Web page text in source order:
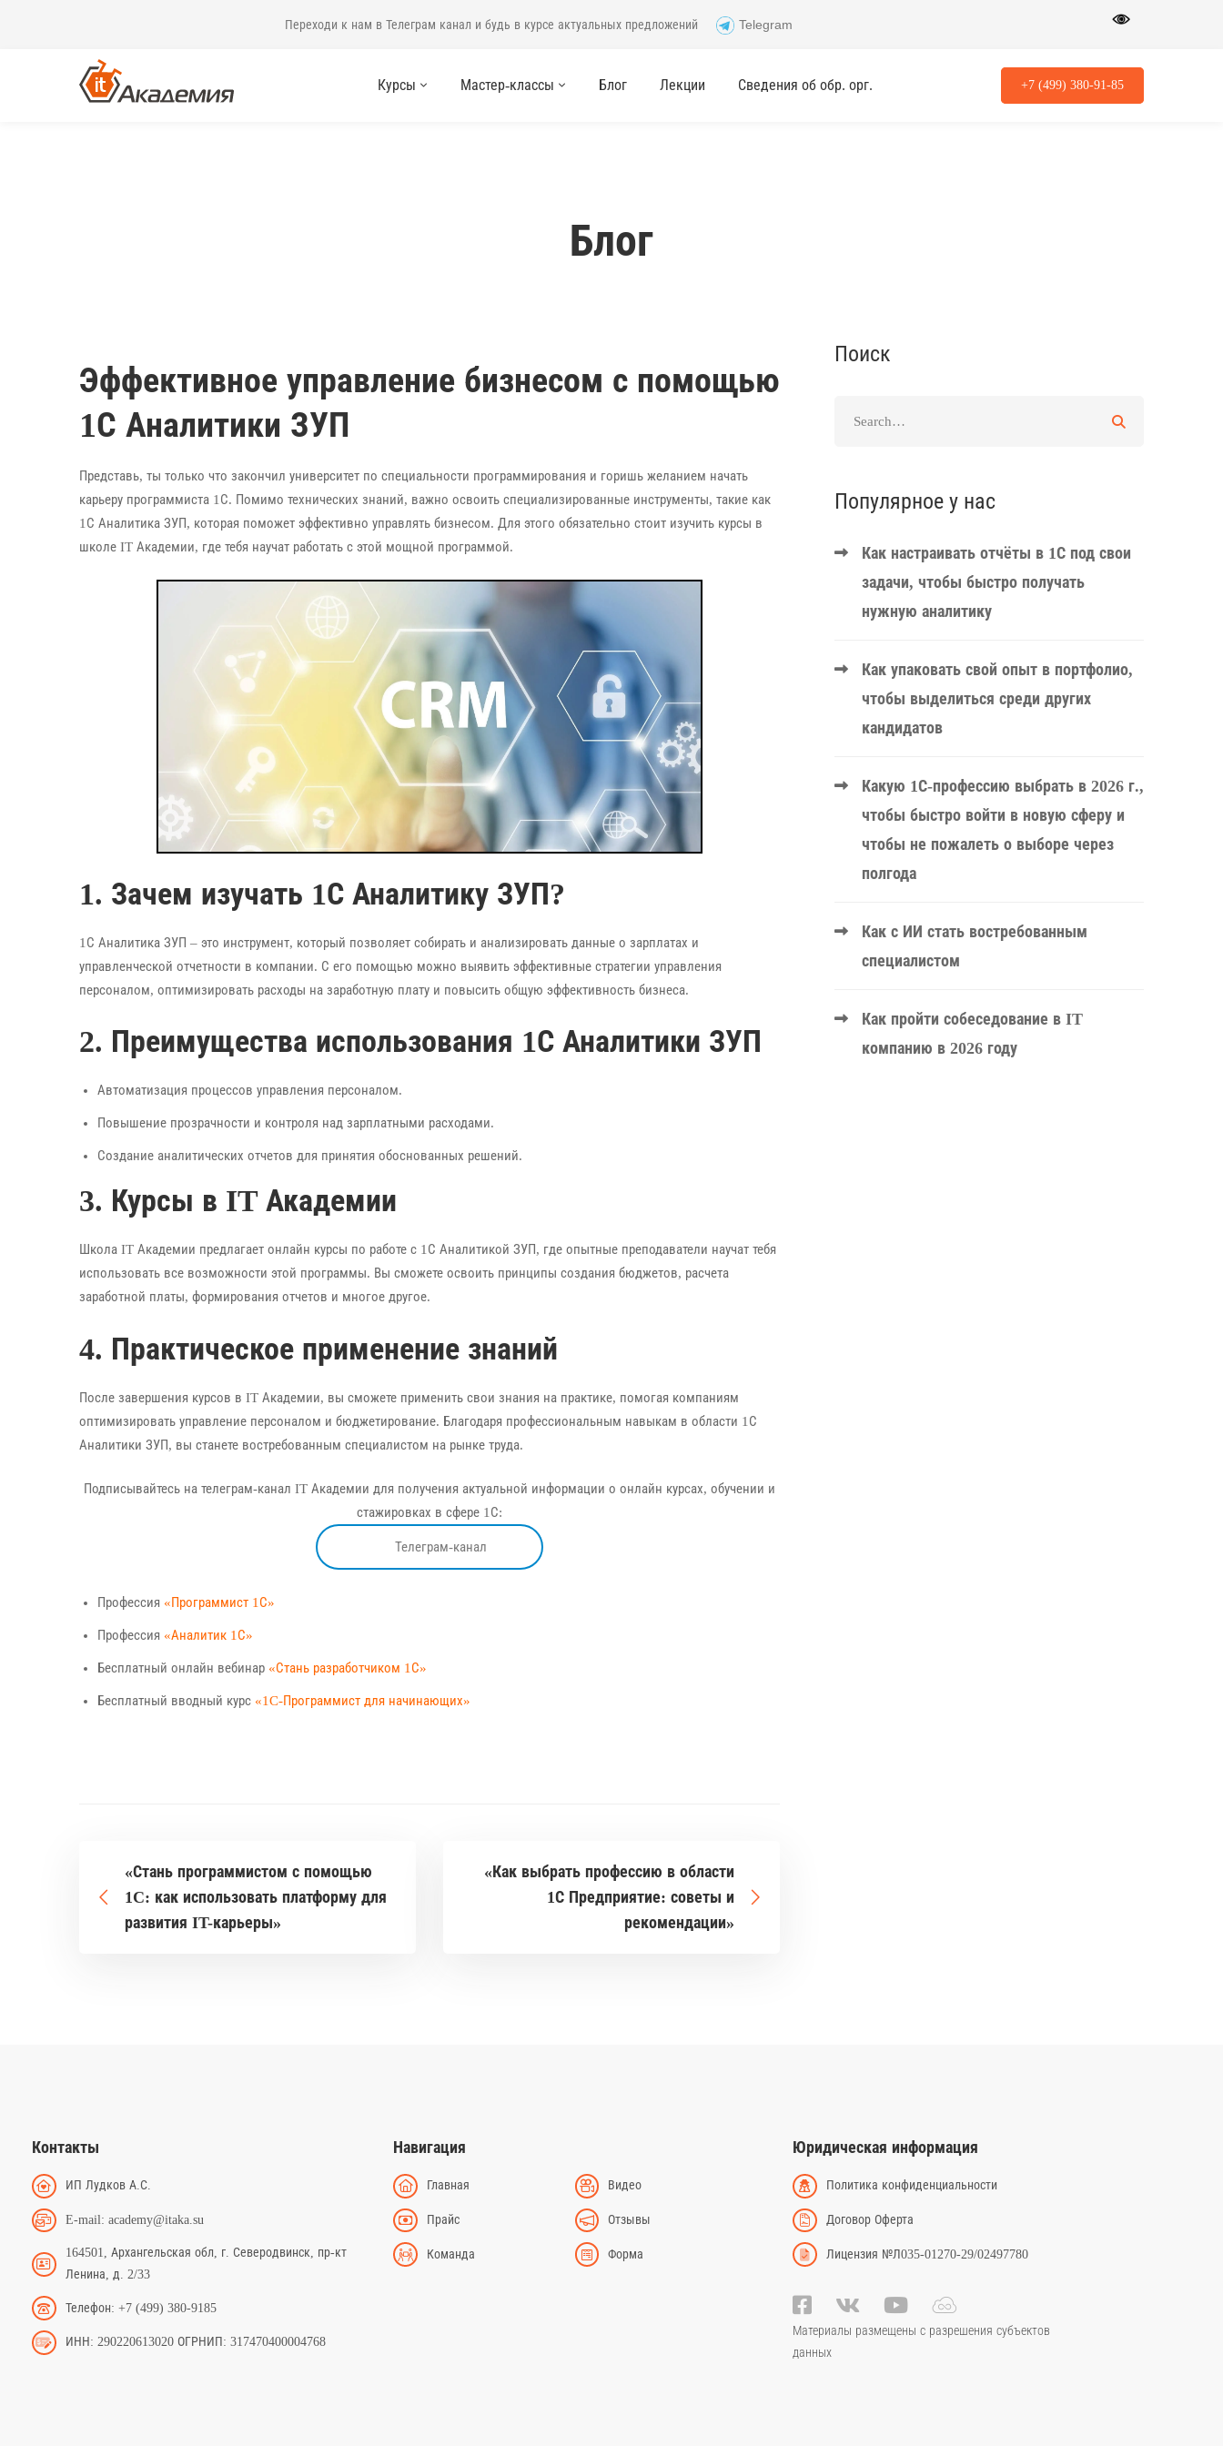
Переходи к нам в Телеграм канал и будь в курсе актуальных предложений Telegram
Курсы Мастер-классы Блог Лекции Сведения об обр. орг. +7 (499) 380-91-85
Блог
Эффективное управление бизнесом с помощью
1С Аналитики ЗУП
Представь, ты только что закончил университет по специальности программирования и горишь желанием начать
карьеру программиста 1С. Помимо технических знаний, важно освоить специализированные инструменты, такие как
1С Аналитика ЗУП, которая поможет эффективно управлять бизнесом. Для этого обязательно стоит изучить курсы в
школе IT Академии, где тебя научат работать с этой мощной программой.
1. Зачем изучать 1С Аналитику ЗУП?
1С Аналитика ЗУП – это инструмент, который позволяет собирать и анализировать данные о зарплатах и
управленческой отчетности в компании. С его помощью можно выявить эффективные стратегии управления
персоналом, оптимизировать расходы на заработную плату и повысить общую эффективность бизнеса.
2. Преимущества использования 1С Аналитики ЗУП
Автоматизация процессов управления персоналом.
Повышение прозрачности и контроля над зарплатными расходами.
Создание аналитических отчетов для принятия обоснованных решений.
3. Курсы в IT Академии
Школа IT Академии предлагает онлайн курсы по работе с 1С Аналитикой ЗУП, где опытные преподаватели научат тебя
использовать все возможности этой программы. Вы сможете освоить принципы создания бюджетов, расчета
заработной платы, формирования отчетов и многое другое.
4. Практическое применение знаний
После завершения курсов в IT Академии, вы сможете применить свои знания на практике, помогая компаниям
оптимизировать управление персоналом и бюджетирование. Благодаря профессиональным навыкам в области 1С
Аналитики ЗУП, вы станете востребованным специалистом на рынке труда.
Подписывайтесь на телеграм-канал IT Академии для получения актуальной информации о онлайн курсах, обучении и
стажировках в сфере 1С:
Телеграм-канал
Профессия «Программист 1С»
Профессия «Аналитик 1С»
Бесплатный онлайн вебинар «Стань разработчиком 1С»
Бесплатный вводный курс «1C-Программист для начинающих»
«Стань программистом с помощью
1C: как использовать платформу для
развития IT-карьеры»
«Как выбрать профессию в области
1С Предприятие: советы и
рекомендации»
Поиск
Популярное у нас
Как настраивать отчёты в 1С под свои
задачи, чтобы быстро получать
нужную аналитику
Как упаковать свой опыт в портфолио,
чтобы выделиться среди других
кандидатов
Какую 1С-профессию выбрать в 2026 г.,
чтобы быстро войти в новую сферу и
чтобы не пожалеть о выборе через
полгода
Как с ИИ стать востребованным
специалистом
Как пройти собеседование в IT
компанию в 2026 году
Контакты
ИП Лудков А.С.
E-mail: academy@itaka.su
164501, Архангельская обл, г. Северодвинск, пр-кт
Ленина, д. 2/33
Телефон: +7 (499) 380-9185
ИНН: 290220613020 ОГРНИП: 317470400004768
Навигация
Главная Видео
Прайс Отзывы
Команда Форма
Юридическая информация
Политика конфиденциальности
Договор Оферта
Лицензия №Л035-01270-29/02497780
Материалы размещены с разрешения субъектов
данных